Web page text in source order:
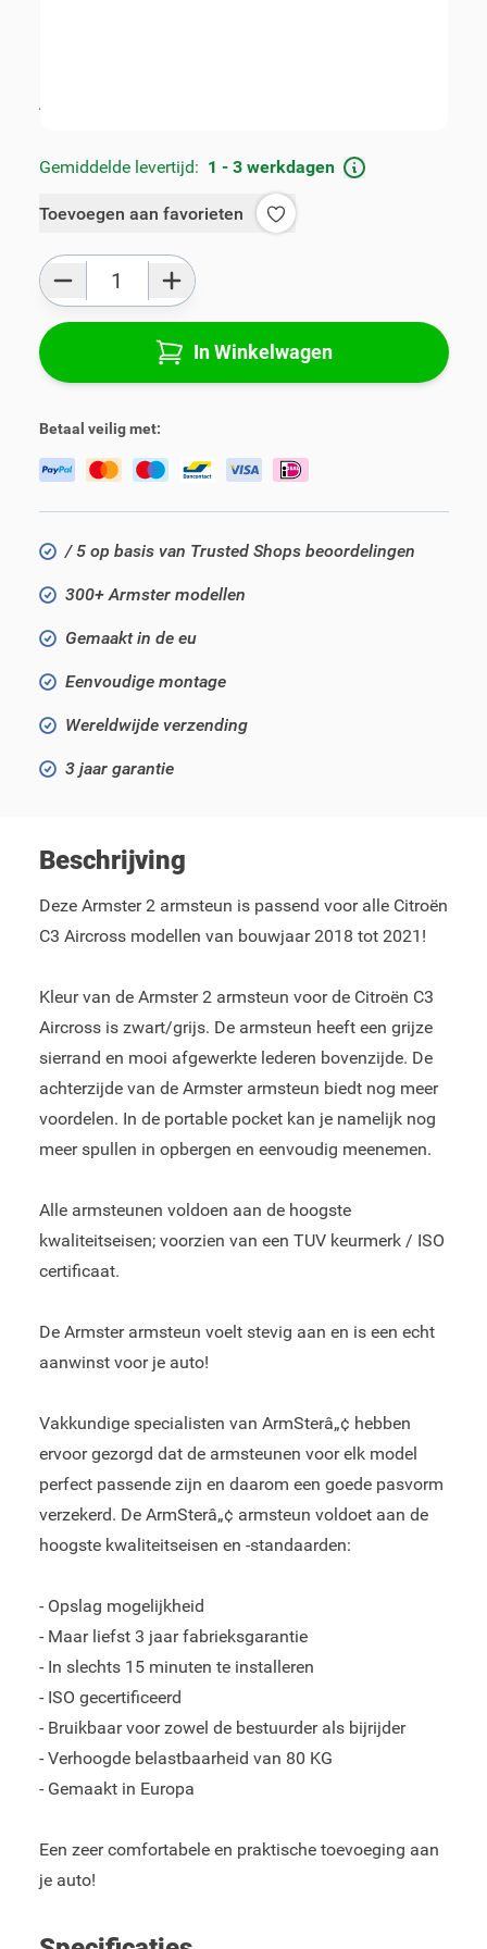
Alle specificaties
Gemiddelde levertijd: 1 - 3 werkdagen
Toevoegen aan favorieten
Aantal
In Winkelwagen
Betaal veilig met:
/ 5 op basis van Trusted Shops beoordelingen
300+ Armster modellen
Gemaakt in de eu
Eenvoudige montage
Wereldwijde verzending
3 jaar garantie
Beschrijving
Deze Armster 2 armsteun is passend voor alle Citroën
C3 Aircross modellen van bouwjaar 2018 tot 2021!
Kleur van de Armster 2 armsteun voor de Citroën C3
Aircross is zwart/grijs. De armsteun heeft een grijze
sierrand en mooi afgewerkte lederen bovenzijde. De
achterzijde van de Armster armsteun biedt nog meer
voordelen. In de portable pocket kan je namelijk nog
meer spullen in opbergen en eenvoudig meenemen.
Alle armsteunen voldoen aan de hoogste
kwaliteitseisen; voorzien van een TUV keurmerk / ISO
certificaat.
De Armster armsteun voelt stevig aan en is een echt
aanwinst voor je auto!
Vakkundige specialisten van ArmSterâ„¢ hebben
ervoor gezorgd dat de armsteunen voor elk model
perfect passende zijn en daarom een goede pasvorm
verzekerd. De ArmSterâ„¢ armsteun voldoet aan de
hoogste kwaliteitseisen en -standaarden:
- Opslag mogelijkheid
- Maar liefst 3 jaar fabrieksgarantie
- In slechts 15 minuten te installeren
- ISO gecertificeerd
- Bruikbaar voor zowel de bestuurder als bijrijder
- Verhoogde belastbaarheid van 80 KG
- Gemaakt in Europa
Een zeer comfortabele en praktische toevoeging aan
je auto!